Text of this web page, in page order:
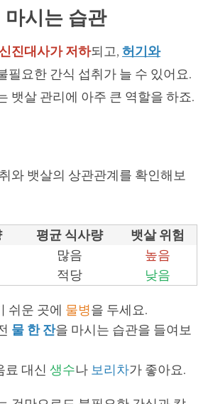
시는 습관
신진대사가 저하되고, 허기와
필요한 간식 섭취가 늘 수 있어요.
뱃살 관리에 아주 큰 역할을 하죠.
와 뱃살의 상관관계를 확인해보
평균 식사량
뱃살 위험
많음
높음
적당 낮음
쉬운 곳에 물병을 두세요.
물 한 잔을 마시는 습관을 들여보
료 대신 생수나 보리차가 좋아요.